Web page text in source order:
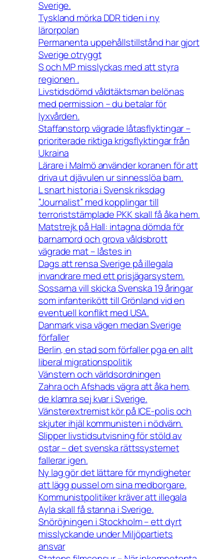
Sverige.
Tyskland mörka DDR tiden i ny
lärorpolan
Permanenta uppehållstillstånd har gjort
Sverige otryggt
S och MP misslyckas med att styra
regionen .
Livstidsdömd våldtäktsman belönas
med permission – du betalar för
lyxvården.
Staffanstorp vägrade låtasflyktingar –
prioriterade riktiga krigsflyktingar från
Ukraina
Lärare i Malmö använder koranen för att
driva ut djävulen ur sinnesslöa barn.
L snart historia i Svensk riksdag
”Journalist” med kopplingar till
terroriststämplade PKK skall få åka hem.
Matstrejk på Hall: intagna dömda för
barnamord och grova våldsbrott
vägrade mat – låstes in
Dags att rensa Sverige på illegala
invandrare med ett prisjägarsystem.
Sossarna vill skicka Svenska 19 åringar
som infanterikött till Grönland vid en
eventuell konflikt med USA.
Danmark visa vägen medan Sverige
förfaller
Berlin, en stad som förfaller pga en allt
liberal migrationspolitik
Vänstern och världsordningen
Zahra och Afshads vägra att åka hem,
de klamra sej kvar i Sverige.
Vänsterextremist kör på ICE-polis och
skjuter ihjäl kommunisten i nödvärn.
Slipper livstidsutvisning för stöld av
ostar – det svenska rättssystemet
fallerar igen.
Ny lag gör det lättare för myndigheter
att lägg pussel om sina medborgare.
Kommunistpolitiker kräver att illegala
Ayla skall få stanna i Sverige.
Snöröjningen i Stockholm – ett dyrt
misslyckande under Miljöpartiets
ansvar